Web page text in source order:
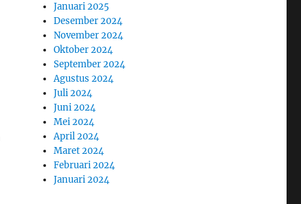
Januari 2025
Desember 2024
November 2024
Oktober 2024
September 2024
Agustus 2024
Juli 2024
Juni 2024
Mei 2024
April 2024
Maret 2024
Februari 2024
Januari 2024